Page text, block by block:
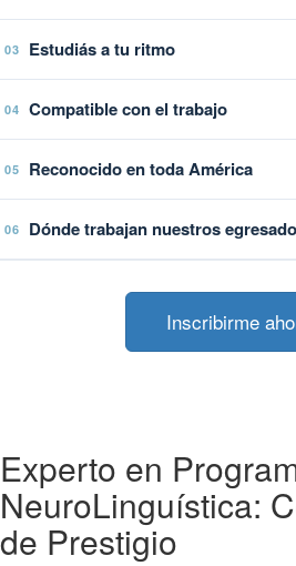
03 Estudiás a tu ritmo
04 Compatible con el trabajo
05 Reconocido en toda América
06 Dónde trabajan nuestros
Inscribirme
Experto en
NeuroLinguística:
de Prestigio